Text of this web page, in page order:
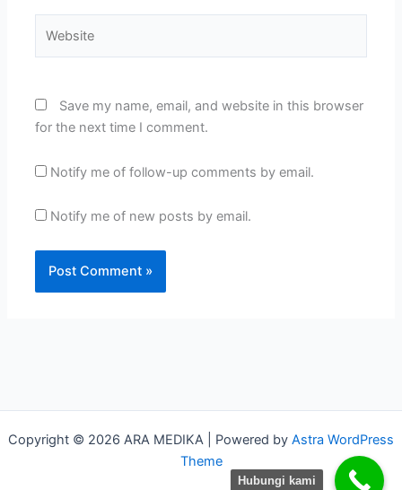
Save my name, email, and website in this browser
for the next time I comment.
Notify me of follow-up comments by email.
Notify me of new posts by email.
Copyright © 2026 ARA MEDIKA | Powered by Astra WordPress
Theme
Hubungi kami